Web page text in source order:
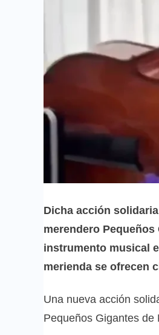
Dicha acción
merendero
instrumento musical
merienda se ofrecen
Una nueva acción
Pequeños Gigantes de